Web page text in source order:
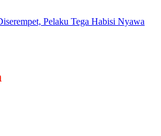
Pelaku Tega Habisi Nyawa